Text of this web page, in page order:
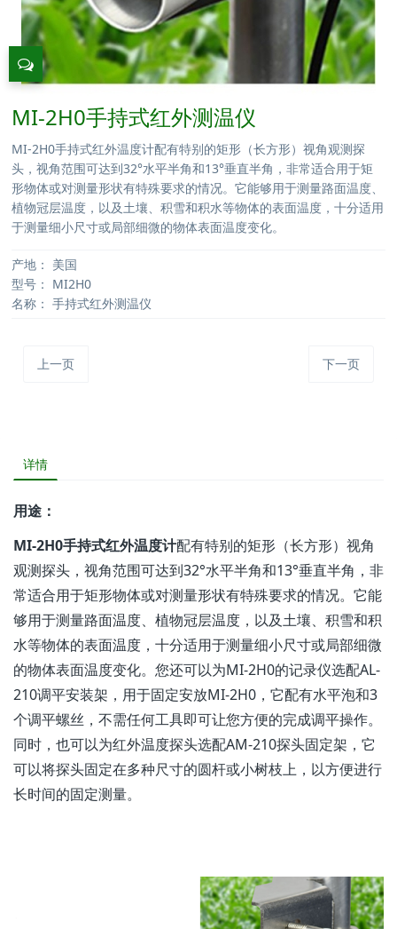
MI-2H0手持式红外测温仪
MI-2H0手持式红外温度计配有特别的矩形（长方形）视角观测探
头，视角范围可达到32°水平半角和13°垂直半角，非常适合用于矩
形物体或对测量形状有特殊要求的情况。它能够用于测量路面温度、
植物冠层温度，以及土壤、积雪和积水等物体的表面温度，十分适用
于测量细小尺寸或局部细微的物体表面温度变化。
产地： 美国
型号： MI2H0
名称： 手持式红外测温仪
上一页 下一页
详情
用途：
MI-2H0手持式红外温度计配有特别的矩形（长方形）视角
观测探头，视角范围可达到32°水平半角和13°垂直半角，非
常适合用于矩形物体或对测量形状有特殊要求的情况。它能
够用于测量路面温度、植物冠层温度，以及土壤、积雪和积
水等物体的表面温度，十分适用于测量细小尺寸或局部细微
的物体表面温度变化。您还可以为MI-2H0的记录仪选配AL-
210调平安装架，用于固定安放MI-2H0，它配有水平泡和3
个调平螺丝，不需任何工具即可让您方便的完成调平操作。
同时，也可以为红外温度探头选配AM-210探头固定架，它
可以将探头固定在多种尺寸的圆杆或小树枝上，以方便进行
长时间的固定测量。